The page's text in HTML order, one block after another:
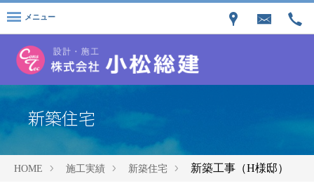
メニュー
新築住宅
HOME 施工実績 新築住宅 新築工事（H様邸）